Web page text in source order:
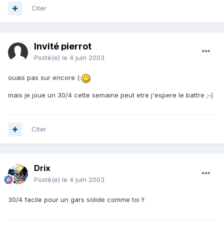
Citer
Invité pierrot
Posté(e) le 4 juin 2003
ouais pas sur encore (:
mais je joue un 30/4 cette semaine peut etre j'espere le battre ;-)
Citer
Drix
Posté(e) le 4 juin 2003
30/4 facile pour un gars solide comme toi !!